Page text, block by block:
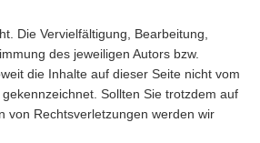
Die Vervielfältigung, Bearbeitung,
des jeweiligen Autors bzw.
die Inhalte auf dieser Seite nicht vom
Sollten Sie trotzdem auf
von Rechtsverletzungen werden wir